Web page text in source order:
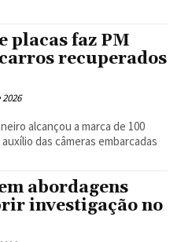
placas faz PM
recuperados
alcançou a marca de 100
das câmeras embarcadas
abordagens
investigação no